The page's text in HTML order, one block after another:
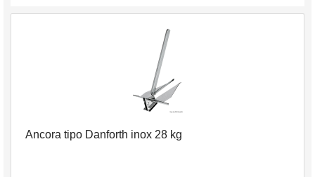
Ancora tipo Danforth inox 28 kg